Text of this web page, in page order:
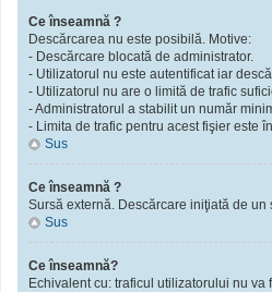
Ce înseamnă ?
Descărcarea nu este posibilă. Motive:
- Descărcare blocată de administrator.
- Utilizatorul nu este autentificat iar
- Utilizatorul nu are o limită de trafic
- Administratorul a stabilit un număr
- Limita de trafic pentru acest fişier este
Sus
Ce înseamnă ?
Sursă externă. Descărcare iniţiată de un
Sus
Ce înseamnă?
Echivalent cu: traficul utilizatorului nu